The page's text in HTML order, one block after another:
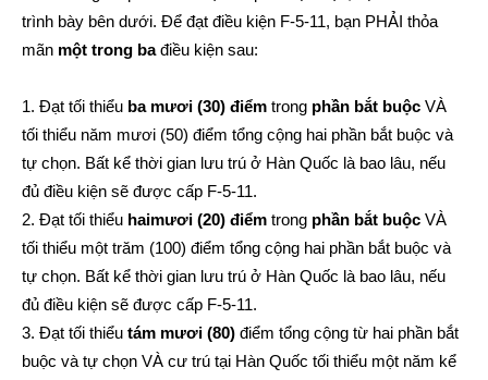
trình bày bên dưới. Để đạt điều kiện F-5-11, bạn PHẢI thỏa
mãn một trong bađiều kiện sau:
1. Đạt tối thiểu ba mươi (30) điểm trong phần bắt buộc VÀ
tối thiểu năm mươi (50) điểm tổng cộng hai phần bắt buộc và
tự chọn. Bất kể thời gian lưu trú ở Hàn Quốc là bao lâu, nếu
đủ điều kiện sẽ được cấp F-5-11.
2. Đạt tối thiểu haimươi (20) điểm trong phần bắt buộc VÀ
tối thiểu một trăm (100) điểm tổng cộng hai phần bắt buộc và
tự chọn. Bất kể thời gian lưu trú ở Hàn Quốc là bao lâu, nếu
đủ điều kiện sẽ được cấp F-5-11.
3. Đạt tối thiểu tám mươi (80) điểm tổng cộng từ hai phần bắt
buộc và tự chọn VÀ cư trú tại Hàn Quốc tối thiểu một năm kể